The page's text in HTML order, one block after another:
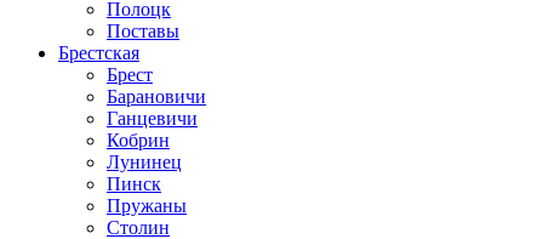
Полоцк
Поставы
Брестская
Брест
Барановичи
Ганцевичи
Кобрин
Лунинец
Пинск
Пружаны
Столин